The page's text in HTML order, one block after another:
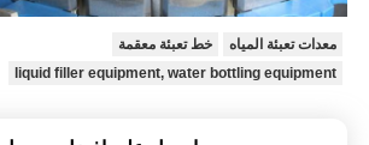
معدات تعبئة المياه
خط تعبئة معقمة
liquid filler equipment, water bottling equipment